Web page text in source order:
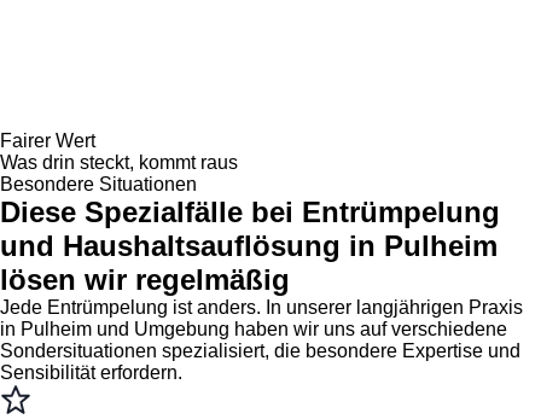
Fairer Wert
Was drin steckt, kommt raus
Besondere Situationen
Diese Spezialfälle bei Entrümpelung
und Haushaltsauflösung in Pulheim
lösen wir regelmäßig
Jede Entrümpelung ist anders. In unserer langjährigen Praxis
in Pulheim und Umgebung haben wir uns auf verschiedene
Sondersituationen spezialisiert, die besondere Expertise und
Sensibilität erfordern.